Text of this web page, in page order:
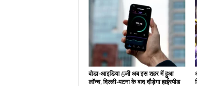
वोडा-आइडिया 5जी अब इस शहर में हुआ
लॉन्‍च, दिल्‍ली-पटना के बाद दौड़ेगा हाईस्‍पीड